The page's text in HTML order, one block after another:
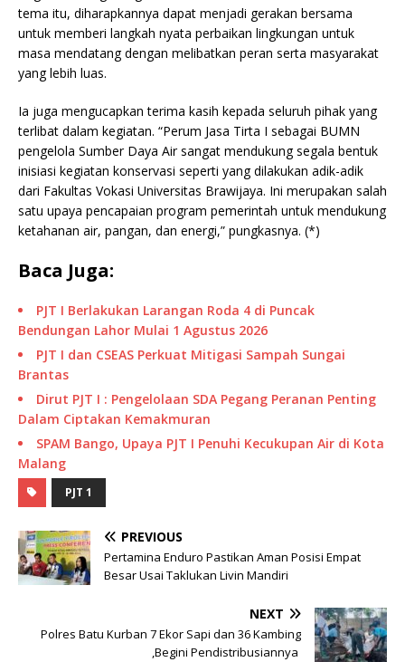
tema itu, diharapkannya dapat menjadi gerakan bersama
untuk memberi langkah nyata perbaikan lingkungan untuk
masa mendatang dengan melibatkan peran serta masyarakat
yang lebih luas.
Ia juga mengucapkan terima kasih kepada seluruh pihak yang
terlibat dalam kegiatan. “Perum Jasa Tirta I sebagai BUMN
pengelola Sumber Daya Air sangat mendukung segala bentuk
inisiasi kegiatan konservasi seperti yang dilakukan adik-adik
dari Fakultas Vokasi Universitas Brawijaya. Ini merupakan salah
satu upaya pencapaian program pemerintah untuk mendukung
ketahanan air, pangan, dan energi,” pungkasnya. (*)
Baca Juga:
PJT I Berlakukan Larangan Roda 4 di Puncak
Bendungan Lahor Mulai 1 Agustus 2026
PJT I dan CSEAS Perkuat Mitigasi Sampah Sungai
Brantas
Dirut PJT I : Pengelolaan SDA Pegang Peranan Penting
Dalam Ciptakan Kemakmuran
SPAM Bango, Upaya PJT I Penuhi Kecukupan Air di Kota
Malang
PJT 1
PREVIOUS
Pertamina Enduro Pastikan Aman Posisi Empat
Besar Usai Taklukan Livin Mandiri
NEXT
Polres Batu Kurban 7 Ekor Sapi dan 36 Kambing
,Begini Pendistribusiannya